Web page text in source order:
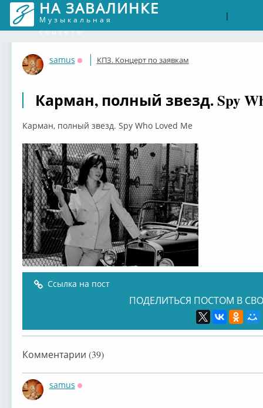
НА ЗАВАЛИНКЕ
Музыкальная
соцсеть
|
samus
Оффлайн
КПЗ. Концерт по заявкам
Карман, полный звезд. Spy
Карман, полный звезд. Spy Who Loved Me
Ссылка на пост
ПОДЕЛИТЬСЯ ПОСТОМ В
Комментарии (39)
samus